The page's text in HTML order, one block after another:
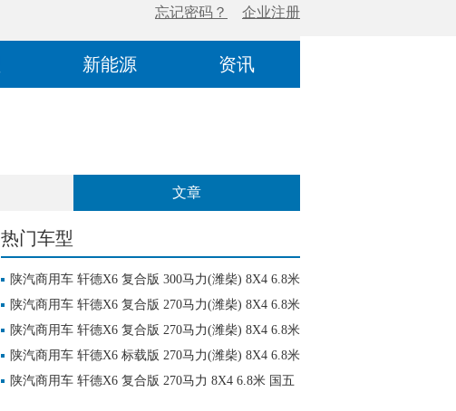
新能源 资讯
文章
热门车型
陕汽商用车 轩德X6 复合版 300马力(潍柴) 8X4 6.8米
国五自卸车(SX3315GP5)
陕汽商用车 轩德X6 复合版 270马力(潍柴) 8X4 6.8米
国五自卸车(SX3315GP5)
陕汽商用车 轩德X6 复合版 270马力(潍柴) 8X4 6.8米
国五 自卸车(SX3315GP5)
陕汽商用车 轩德X6 标载版 270马力(潍柴) 8X4 6.8米
国五自卸车(SX3312GP5)
陕汽商用车 轩德X6 复合版 270马力 8X4 6.8米 国五